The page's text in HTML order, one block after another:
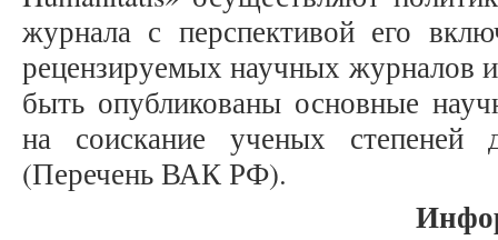
журнала с перспективой его
рецензируемых научных журналов
быть опубликованы основные
на соискание ученых степеней
(Перечень ВАК РФ).